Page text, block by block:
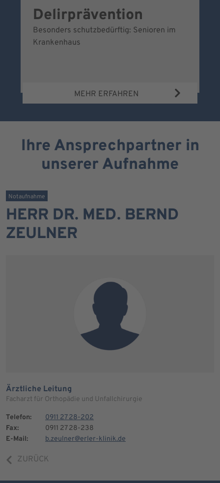
Delirprävention
Besonders schutzbedürftig: Senioren im
Krankenhaus
MEHR ERFAHREN
Ihre Ansprechpartner in
unserer Aufnahme
Notaufnahme
HERR DR. MED. BERND
ZEULNER
Ärztliche Leitung
Facharzt für Orthopädie und Unfallchirurgie
Telefon:
0911 27 28-202
Fax:
0911 27 28-238
E-Mail:
b.zeulner@erler-klinik.de
ZURÜCK